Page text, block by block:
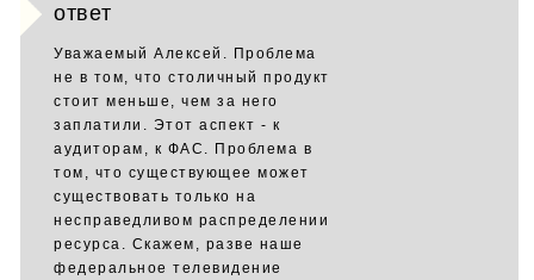
ответ
Уважаемый Алексей. Проблема
не в том, что столичный продукт
стоит меньше, чем за него
заплатили. Этот аспект - к
аудиторам, к ФАС. Проблема в
том, что существующее может
существовать только на
несправедливом распределении
ресурса. Скажем, разве наше
федеральное телевидение